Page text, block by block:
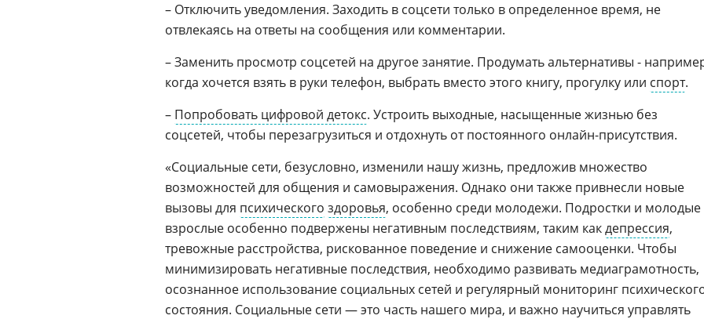
– Отключить уведомления. Заходить в соцсети только в определенное время, не
отвлекаясь на ответы на сообщения или комментарии.
– Заменить просмотр соцсетей на другое занятие. Продумать альтернативы -
когда хочется взять в руки телефон, выбрать вместо этого книгу, прогулку или спорт.
– Попробовать цифровой детокс. Устроить выходные, насыщенные жизнью без
соцсетей, чтобы перезагрузиться и отдохнуть от постоянного онлайн-присутствия.
«Социальные сети, безусловно, изменили нашу жизнь, предложив множество
возможностей для общения и самовыражения. Однако они также привнесли новые
вызовы для психического здоровья, особенно среди молодежи. Подростки и молодые
взрослые особенно подвержены негативным последствиям, таким какдепрессия,
тревожные расстройства, рискованное поведение и снижение самооценки. Чтобы
минимизировать негативные последствия, необходимо развивать медиаграмотность,
осознанное использование социальных сетей и регулярный мониторинг
состояния. Социальные сети — это часть нашего мира, и важно научиться управлять